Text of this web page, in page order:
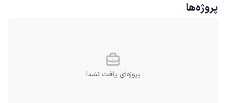
پروژه‌ها
پروژه‌ای یافت نشد!